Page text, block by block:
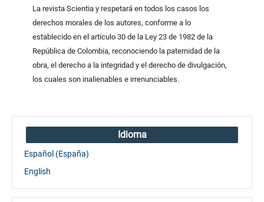
La revista Scientia y respetará en todos los casos los
derechos morales de los autores, conforme a lo
establecido en el artículo 30 de la Ley 23 de 1982 de la
República de Colombia, reconociendo la paternidad de la
obra, el derecho a la integridad y el derecho de divulgación,
los cuales son inalienables e irrenunciables.
Idioma
Español (España)
English